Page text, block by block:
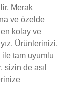
Merak
ve özelde
kolay ve
Ürünlerinizi,
ile tam uyumlu
de asıl